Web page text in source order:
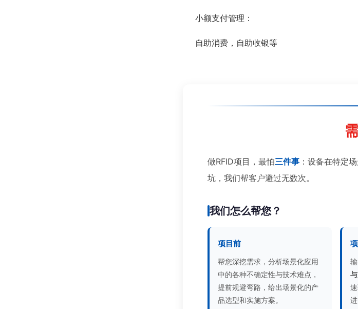
小额支付管理：
自助消费，自助收银等
做RFID项目，最怕三件事 ：设备在特定
坑，我们帮客户避过无数次。
我们怎么帮您？
项目前
帮您深挖需求，分析场景化应用
中的各种不确定性与技术难点，
提前规避弯路，给出场景化的产
品选型和实施方案。
进